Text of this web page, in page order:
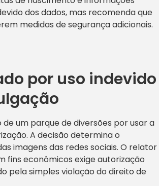
dos dados, mas recomenda que
medidas de segurança adicionais.
por uso indevido
um parque de diversões por usar a
A decisão determina o
imagens das redes sociais. O relator
fins econômicos exige autorização
pela simples violação do direito de